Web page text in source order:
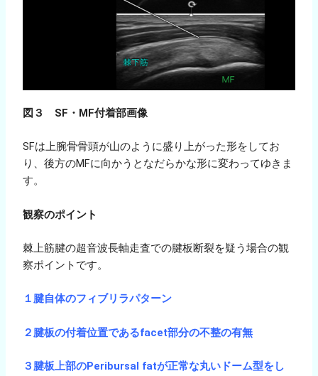
図３ SF・MF付着部画像
SFは上腕骨骨頭が山のように盛り上がった形をしてお
り、後方のMFに向かうとなだらかな形に変わってゆきま
す。
観察のポイント
棘上筋腱の超音波長軸走査での腱板断裂を疑う場合の観
察ポイントです。
１腱自体のフィブリラパターン
２腱板の付着位置であるfacet部分の不整の有無
３腱板上部のPeribursal fatが正常な丸いドーム型をし